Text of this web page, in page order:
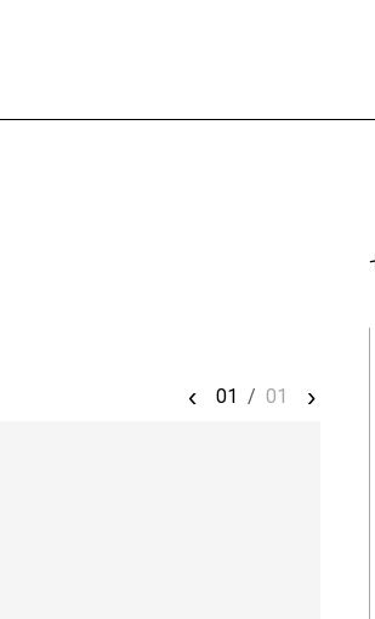
‹ 01 / 01 ›